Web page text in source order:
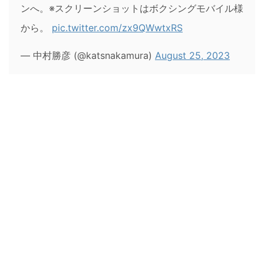
ンへ。※スクリーンショットはボクシングモバイル様
から。 pic.twitter.com/zx9QWwtxRS
— 中村勝彦 (@katsnakamura) August 25, 2023